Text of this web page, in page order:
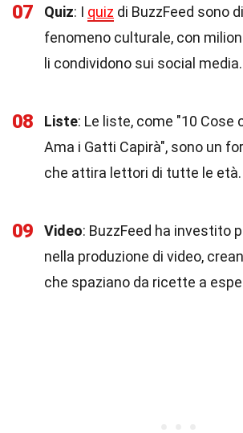
07 Quiz: I quiz di BuzzFeed sono
fenomeno culturale, con
li condividono sui social media.
08 Liste: Le liste, come "10 Cose
Ama i Gatti Capirà", sono un
che attira lettori di tutte le età.
09 Video: BuzzFeed ha investito
nella produzione di video,
che spaziano da ricette a